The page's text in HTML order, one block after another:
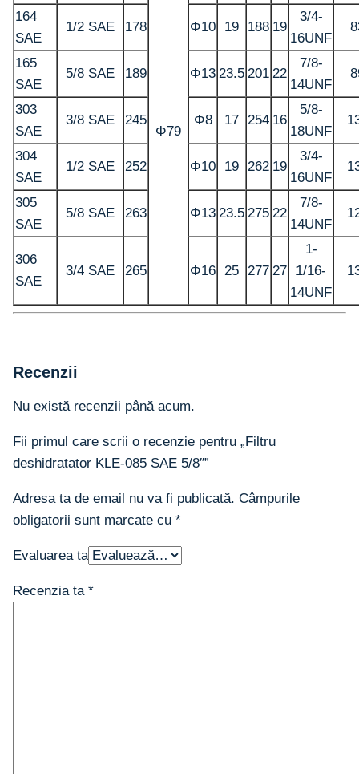
Φ79
164
SAE
1/2 SAE 178 Φ10 19 188 19
3/4-
16UNF
165
SAE
5/8 SAE 189 Φ13 23.5 201 22
7/8-
14UNF
303
SAE
3/8 SAE 245 Φ8 17 254 16
5/8-
18UNF
304
SAE
1/2 SAE 252 Φ10 19 262 19
3/4-
16UNF
305
SAE
5/8 SAE 263 Φ13 23.5 275 22
7/8-
14UNF
306
SAE
3/4 SAE 265 Φ16 25 277 27
1-
1/16-
14UNF
Recenzii
Nu există recenzii până acum.
Fii primul care scrii o recenzie pentru „Filtru
deshidratator KLE-085 SAE 5/8″”
Adresa ta de email nu va fi publicată. Câmpurile
obligatorii sunt marcate cu *
Evaluarea ta
Recenzia ta *